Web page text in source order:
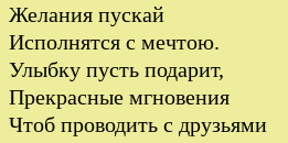
Желания пускай
Исполнятся с мечтою.
Улыбку пусть подарит,
Прекрасные мгновения
Чтоб проводить с друзьями